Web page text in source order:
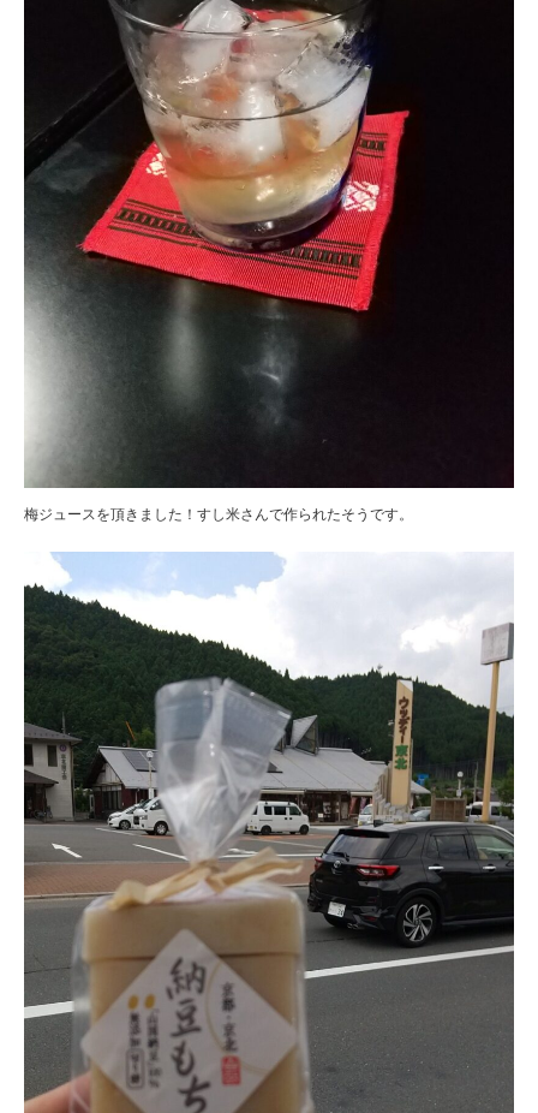
梅ジュースを頂きました！すし米さんで作られたそうです。